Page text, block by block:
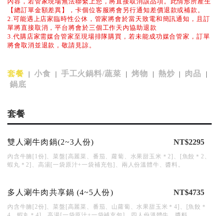
【總訂單金額差異】，卡個位客服將會另行通知差價退款或補款。
2.可能遇上店家臨時性公休，管家將會於當天致電和簡訊通知，且訂
單將直接取消，平台將會於三個工作天內協助退款
3.代購店家需媒合管家至現場排隊購買，若未能成功媒合管家，訂單
將會取消並退款，敬請見諒。
套餐 | 小食 | 手工火鍋料/蔬菜 | 烤物 | 熱炒 | 肉品 |
鍋底
套餐
雙人涮牛肉鍋(2~3人份) NT$2295
內含牛腩[1份]、菜盤[高麗菜、番茄、蘿蔔、水果甜玉米＊2]、[魚餃＊2、
蝦丸＊2]、高湯[一袋原汁+一袋補充包]、兩人份溫體牛、醬料。
多人涮牛肉共享鍋 (4~5人份) NT$4735
內含牛腩[2份]、菜盤[高麗菜、番茄、山蘿蔔、水果甜玉米＊4]、[魚餃＊